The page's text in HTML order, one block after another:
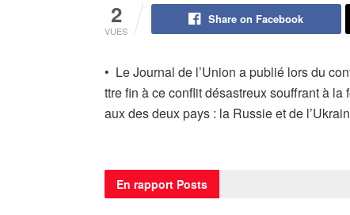
2
VUES
Share on Facebook
• Le Journal de l’Union a publié lors du
ttre fin à ce conflit désastreux souffrant à
aux des deux pays : la Russie et de
En rapport Posts